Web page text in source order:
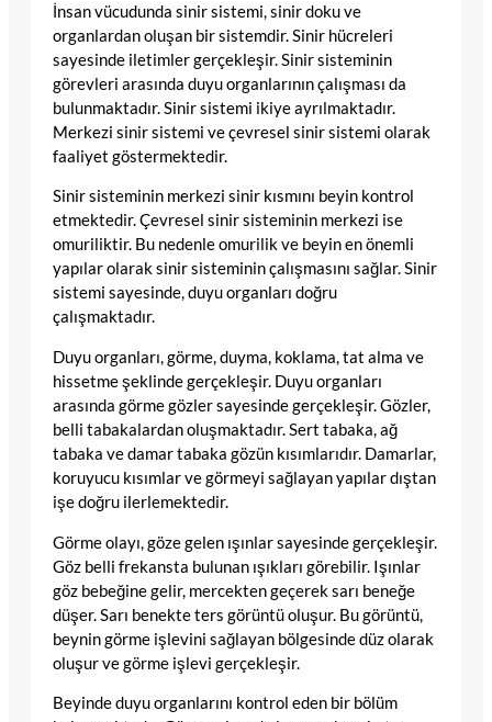
İnsan vücudunda sinir sistemi, sinir doku ve
organlardan oluşan bir sistemdir. Sinir hücreleri
sayesinde iletimler gerçekleşir. Sinir sisteminin
görevleri arasında duyu organlarının çalışması da
bulunmaktadır. Sinir sistemi ikiye ayrılmaktadır.
Merkezi sinir sistemi ve çevresel sinir sistemi olarak
faaliyet göstermektedir.
Sinir sisteminin merkezi sinir kısmını beyin kontrol
etmektedir. Çevresel sinir sisteminin merkezi ise
omuriliktir. Bu nedenle omurilik ve beyin en önemli
yapılar olarak sinir sisteminin çalışmasını sağlar. Sinir
sistemi sayesinde, duyu organları doğru
çalışmaktadır.
Duyu organları, görme, duyma, koklama, tat alma ve
hissetme şeklinde gerçekleşir. Duyu organları
arasında görme gözler sayesinde gerçekleşir. Gözler,
belli tabakalardan oluşmaktadır. Sert tabaka, ağ
tabaka ve damar tabaka gözün kısımlarıdır. Damarlar,
koruyucu kısımlar ve görmeyi sağlayan yapılar dıştan
işe doğru ilerlemektedir.
Görme olayı, göze gelen ışınlar sayesinde gerçekleşir.
Göz belli frekansta bulunan ışıkları görebilir. Işınlar
göz bebeğine gelir, mercekten geçerek sarı beneğe
düşer. Sarı benekte ters görüntü oluşur. Bu görüntü,
beynin görme işlevini sağlayan bölgesinde düz olarak
oluşur ve görme işlevi gerçekleşir.
Beyinde duyu organlarını kontrol eden bir bölüm